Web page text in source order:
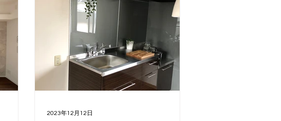
ミーレ セラミック天板
色について 家具
2023年12月12日